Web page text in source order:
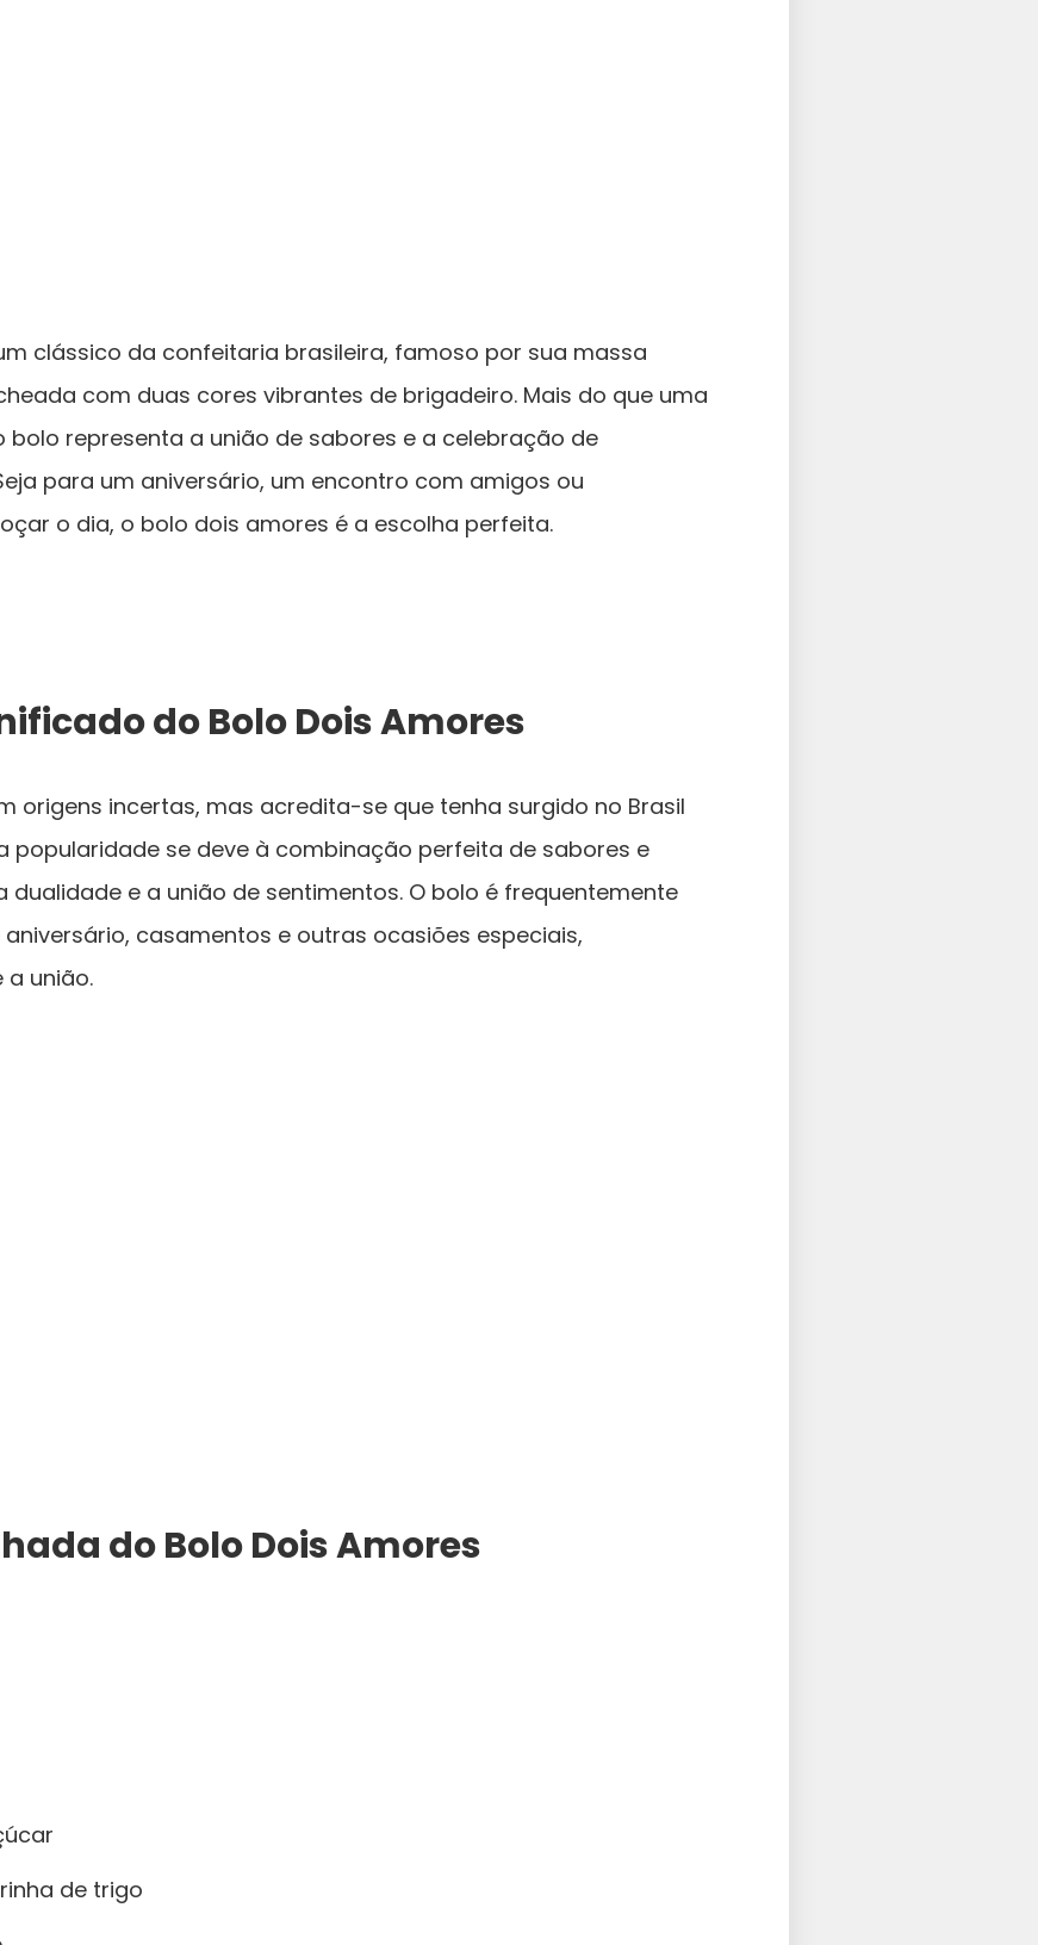
clássico da confeitaria brasileira, famoso por sua massa
com duas cores vibrantes de brigadeiro. Mais do que uma
bolo representa a união de sabores e a celebração de
para um aniversário, um encontro com amigos ou
o dia, o bolo dois amores é a escolha perfeita.
do Bolo Dois Amores
origens incertas, mas acredita-se que tenha surgido no Brasil
popularidade se deve à combinação perfeita de sabores e
dualidade e a união de sentimentos. O bolo é frequentemente
casamentos e outras ocasiões especiais,
a união.
do Bolo Dois Amores
de trigo